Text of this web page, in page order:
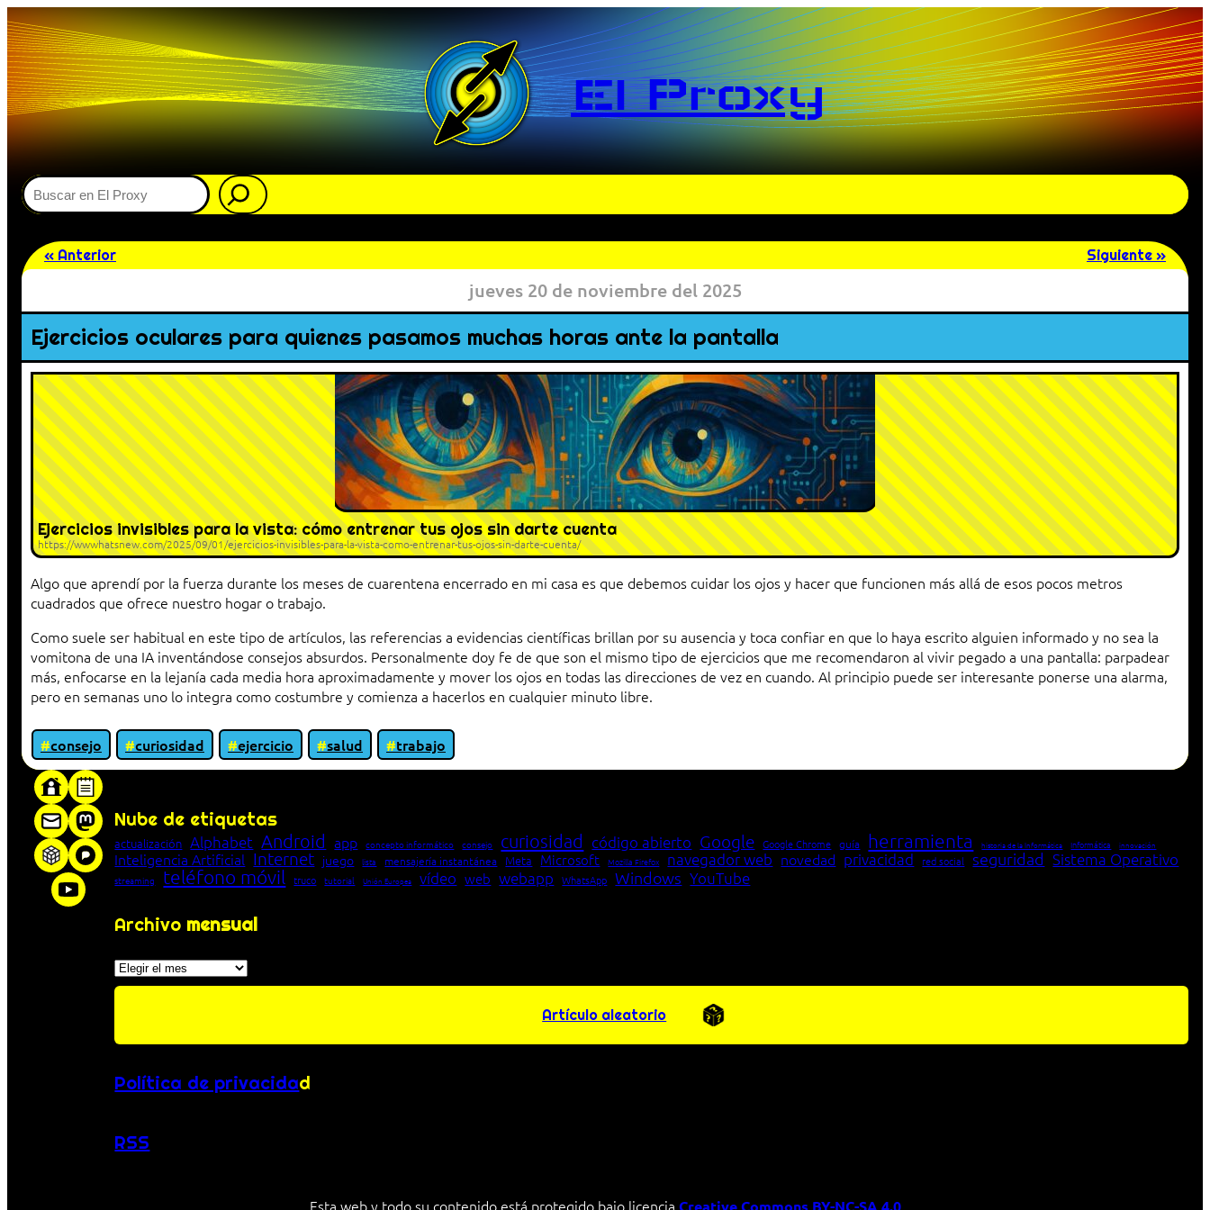
El Proxy
Buscar
« Anterior Siguiente »
jueves 20 de noviembre del 2025
Ejercicios oculares para quienes pasamos muchas horas ante la pantalla
Ejercicios invisibles para la vista: cómo entrenar tus ojos sin darte cuenta
https://wwwhatsnew.com/2025/09/01/ejercicios-invisibles-para-la-vista-como-entrenar-tus-ojos-sin-darte-cuenta/
Algo que aprendí por la fuerza durante los meses de cuarentena encerrado en mi casa es que debemos cuidar los ojos y hacer que funcionen más allá de esos pocos metros
cuadrados que ofrece nuestro hogar o trabajo.
Como suele ser habitual en este tipo de artículos, las referencias a evidencias científicas brillan por su ausencia y toca confiar en que lo haya escrito alguien informado y no sea la
vomitona de una IA inventándose consejos absurdos. Personalmente doy fe de que son el mismo tipo de ejercicios que me recomendaron al vivir pegado a una pantalla: parpadear
más, enfocarse en la lejanía cada media hora aproximadamente y mover los ojos en todas las direcciones de vez en cuando. Al principio puede ser interesante ponerse una alarma,
pero en semanas uno lo integra como costumbre y comienza a hacerlos en cualquier minuto libre.
consejo curiosidad ejercicio salud
trabajo
Nube de etiquetas
actualización Alphabet Android app concepto informático consejo curiosidad código abierto Google Google Chrome guía herramienta historia de la Informática Informática innovación
Inteligencia Artificial Internet juego lista mensajería instantánea Meta Microsoft Mozilla Firefox navegador web novedad privacidad red social seguridad Sistema Operativo
streaming teléfono móvil truco tutorial Unión Europea vídeo web webapp WhatsApp Windows YouTube
Archivo mensual
Archivos
Artículo aleatorio
Política de privacidad
RSS
Esta web y todo su contenido está protegido bajo licencia Creative Commons BY-NC-SA 4.0